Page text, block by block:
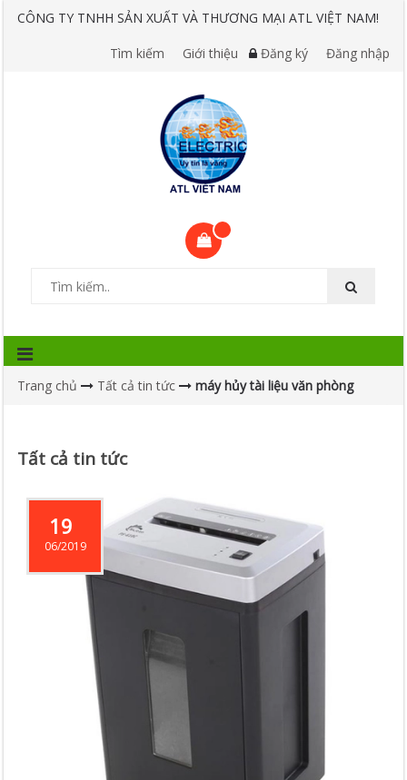
CÔNG TY TNHH SẢN XUẤT VÀ THƯƠNG MẠI ATL VIỆT NAM!
Tìm kiếm Giới thiệu Đăng ký Đăng nhập
Trang chủ Tất cả tin tức máy hủy tài liệu văn phòng
Tất cả tin tức
19
06/2019